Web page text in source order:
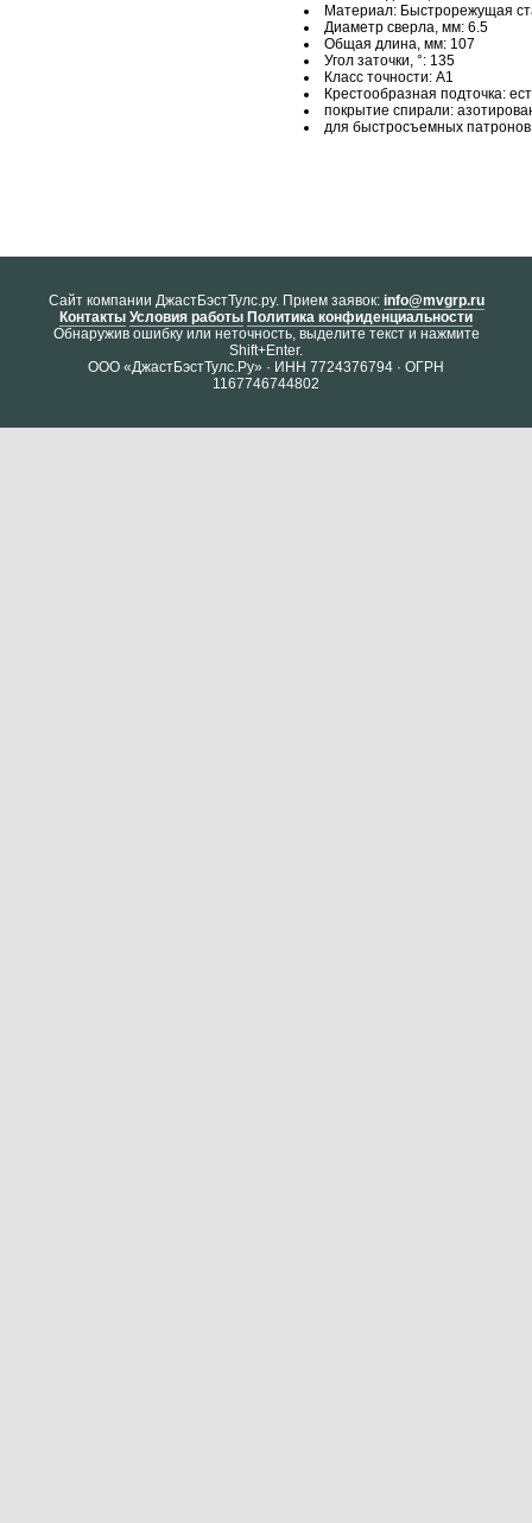
Материал: Быстрорежущая
Диаметр сверла, мм: 6.5
Общая длина, мм: 107
Угол заточки, °: 135
Класс точности: А1
Крестообразная подточка:
покрытие спирали:
для быстросъемных
Cайт компании ДжастБэстТулс.ру. Прием заявок: info@mvgrp.ru
Контакты Условия работы Политика конфиденциальности
Обнаружив ошибку или неточность, выделите текст и нажмите
Shift+Enter.
ООО «ДжастБэстТулс.Ру» · ИНН 7724376794 · ОГРН
1167746744802